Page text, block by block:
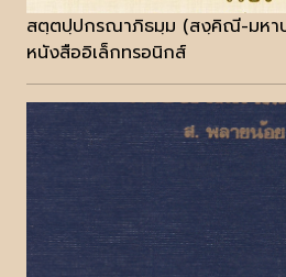
สตฺตปฺปกรณาภิธมฺม (สงฺคิณี-มหา
หนังสืออิเล็กทรอนิกส์